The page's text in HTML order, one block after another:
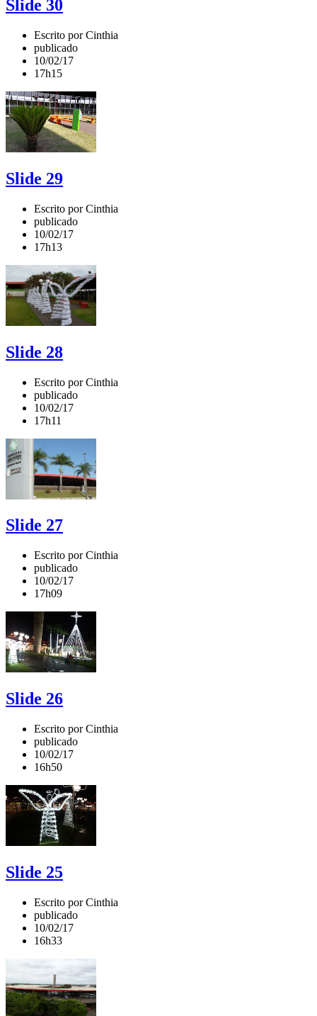
Slide 30
Escrito por Cinthia
publicado
10/02/17
17h15
Slide 29
Escrito por Cinthia
publicado
10/02/17
17h13
Slide 28
Escrito por Cinthia
publicado
10/02/17
17h11
Slide 27
Escrito por Cinthia
publicado
10/02/17
17h09
Slide 26
Escrito por Cinthia
publicado
10/02/17
16h50
Slide 25
Escrito por Cinthia
publicado
10/02/17
16h33